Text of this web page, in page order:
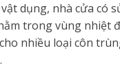
dụng, nhà cửa có
trong vùng nhiệt
nhiều loại côn